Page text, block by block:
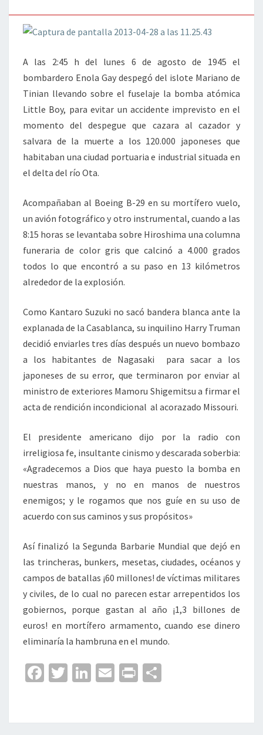
A las 2:45 h del lunes 6 de agosto de 1945 el
bombardero Enola Gay despegó del islote Mariano de
Tinian llevando sobre el fuselaje la bomba atómica
Little Boy, para evitar un accidente imprevisto en el
momento del despegue que cazara al cazador y
salvara de la muerte a los 120.000 japoneses que
habitaban una ciudad portuaria e industrial situada en
el delta del río Ota.
Acompañaban al Boeing B-29 en su mortífero vuelo,
un avión fotográfico y otro instrumental, cuando a las
8:15 horas se levantaba sobre Hiroshima una columna
funeraria de color gris que calcinó a 4.000 grados
todos lo que encontró a su paso en 13 kilómetros
alrededor de la explosión.
Como Kantaro Suzuki no sacó bandera blanca ante la
explanada de la Casablanca, su inquilino Harry Truman
decidió enviarles tres días después un nuevo bombazo
a los habitantes de Nagasaki para sacar a los
japoneses de su error, que terminaron por enviar al
ministro de exteriores Mamoru Shigemitsu a firmar el
acta de rendición incondicional al acorazado Missouri.
El presidente americano dijo por la radio con
irreligiosa fe, insultante cinismo y descarada soberbia:
«Agradecemos a Dios que haya puesto la bomba en
nuestras manos, y no en manos de nuestros
enemigos; y le rogamos que nos guíe en su uso de
acuerdo con sus caminos y sus propósitos»
Así finalizó la Segunda Barbarie Mundial que dejó en
las trincheras, bunkers, mesetas, ciudades, océanos y
campos de batallas ¡60 millones! de víctimas militares
y civiles, de lo cual no parecen estar arrepentidos los
gobiernos, porque gastan al año ¡1,3 billones de
euros! en mortífero armamento, cuando ese dinero
eliminaría la hambruna en el mundo.
Fa
o
T
er
Li
dI
E
l
Pr
p